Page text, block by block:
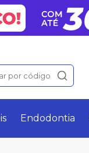
por código
Endodontia